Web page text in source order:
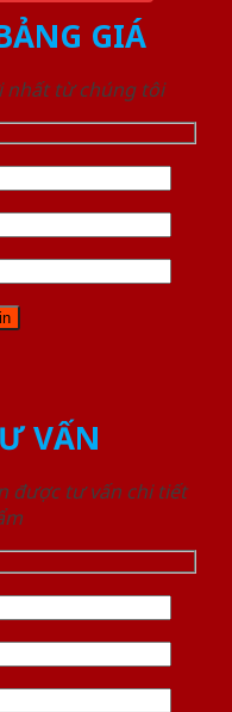
GIÁ
nhất từ chúng tôi
VẤN
được tư vấn chi tiết